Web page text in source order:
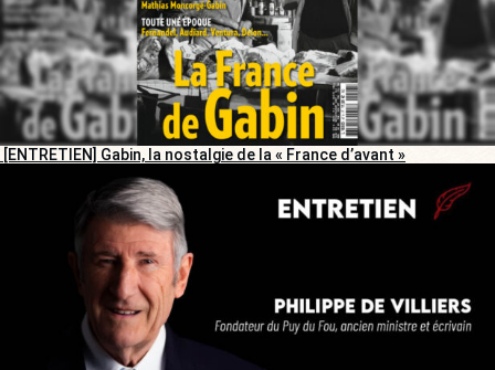
[ENTRETIEN] Gabin, la nostalgie de la « France d’avant »